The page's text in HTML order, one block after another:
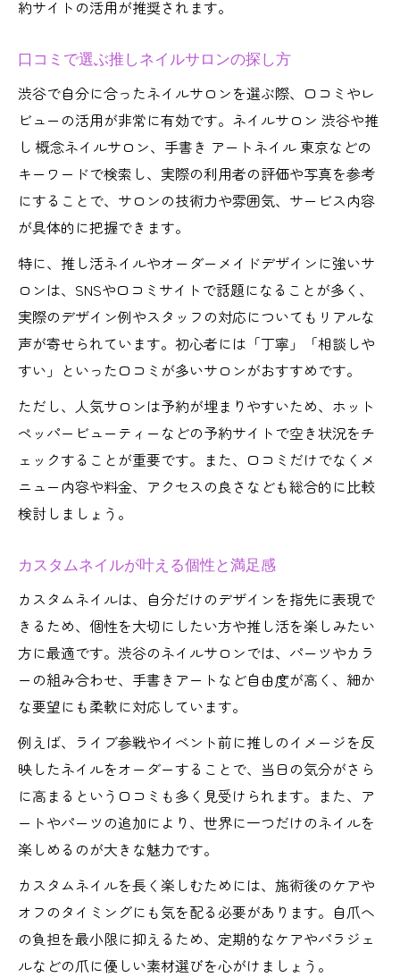
約サイトの活用が推奨されます。
口コミで選ぶ推しネイルサロンの探し方
渋谷で自分に合ったネイルサロンを選ぶ際、口コミやレ
ビューの活用が非常に有効です。ネイルサロン 渋谷や推
し 概念ネイルサロン、手書き アートネイル 東京などの
キーワードで検索し、実際の利用者の評価や写真を参考
にすることで、サロンの技術力や雰囲気、サービス内容
が具体的に把握できます。
特に、推し活ネイルやオーダーメイドデザインに強いサ
ロンは、SNSや口コミサイトで話題になることが多く、
実際のデザイン例やスタッフの対応についてもリアルな
声が寄せられています。初心者には「丁寧」「相談しや
すい」といった口コミが多いサロンがおすすめです。
ただし、人気サロンは予約が埋まりやすいため、ホット
ペッパービューティーなどの予約サイトで空き状況をチ
ェックすることが重要です。また、口コミだけでなくメ
ニュー内容や料金、アクセスの良さなども総合的に比較
検討しましょう。
カスタムネイルが叶える個性と満足感
カスタムネイルは、自分だけのデザインを指先に表現で
きるため、個性を大切にしたい方や推し活を楽しみたい
方に最適です。渋谷のネイルサロンでは、パーツやカラ
ーの組み合わせ、手書きアートなど自由度が高く、細か
な要望にも柔軟に対応しています。
例えば、ライブ参戦やイベント前に推しのイメージを反
映したネイルをオーダーすることで、当日の気分がさら
に高まるという口コミも多く見受けられます。また、ア
ートやパーツの追加により、世界に一つだけのネイルを
楽しめるのが大きな魅力です。
カスタムネイルを長く楽しむためには、施術後のケアや
オフのタイミングにも気を配る必要があります。自爪へ
の負担を最小限に抑えるため、定期的なケアやパラジェ
ルなどの爪に優しい素材選びを心がけましょう。